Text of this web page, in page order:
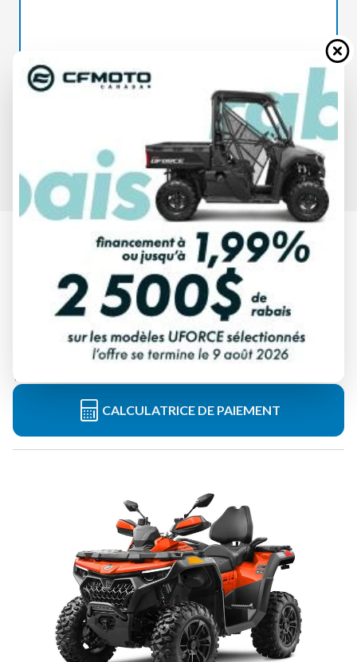
SPÉCIFICATIONS
CFMOTO 2025
CFORCE 800 TOURING ORANGE
LAVE
14 649 $
Tous frais inclus
CALCULATRICE DE PAIEMENT